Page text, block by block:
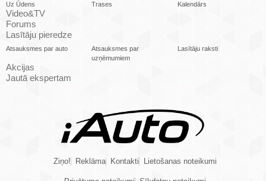
Uz Ūdens
Trases Kalendārs
Video&TV
Forums
Lasītāju pieredze
Atsauksmes par auto
Atsauksmes par
uzņēmumiem
Lasītāju raksti
Akcijas
Jautā ekspertam
Ziņo! Reklāma Kontakti Lietošanas noteikumi